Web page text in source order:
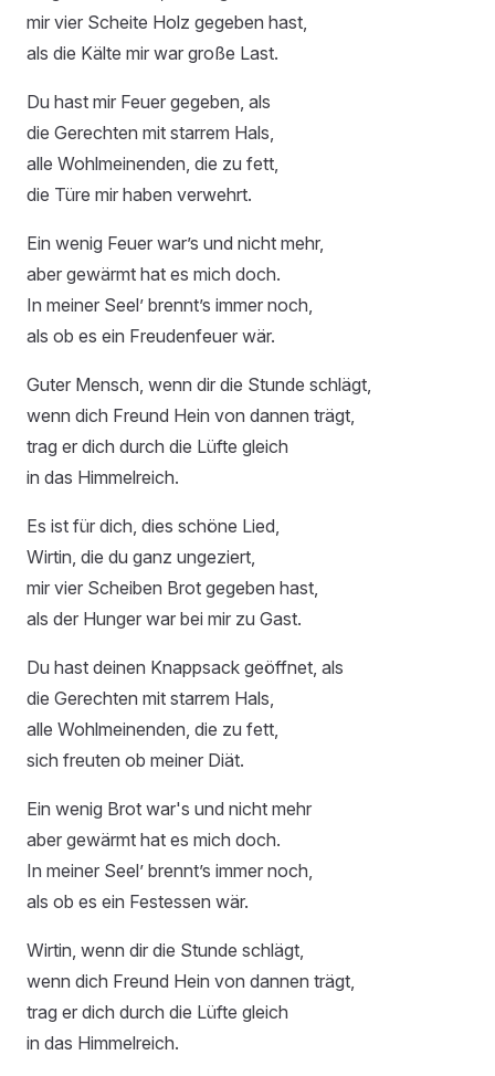
mir vier Scheite Holz gegeben hast,
als die Kälte mir war große Last.
Du hast mir Feuer gegeben, als
die Gerechten mit starrem Hals,
alle Wohlmeinenden, die zu fett,
die Türe mir haben verwehrt.
Ein wenig Feuer war’s und nicht mehr,
aber gewärmt hat es mich doch.
In meiner Seel’ brennt’s immer noch,
als ob es ein Freudenfeuer wär.
Guter Mensch, wenn dir die Stunde schlägt,
wenn dich Freund Hein von dannen trägt,
trag er dich durch die Lüfte gleich
in das Himmelreich.
Es ist für dich, dies schöne Lied,
Wirtin, die du ganz ungeziert,
mir vier Scheiben Brot gegeben hast,
als der Hunger war bei mir zu Gast.
Du hast deinen Knappsack geöffnet, als
die Gerechten mit starrem Hals,
alle Wohlmeinenden, die zu fett,
sich freuten ob meiner Diät.
Ein wenig Brot war's und nicht mehr
aber gewärmt hat es mich doch.
In meiner Seel’ brennt’s immer noch,
als ob es ein Festessen wär.
Wirtin, wenn dir die Stunde schlägt,
wenn dich Freund Hein von dannen trägt,
trag er dich durch die Lüfte gleich
in das Himmelreich.